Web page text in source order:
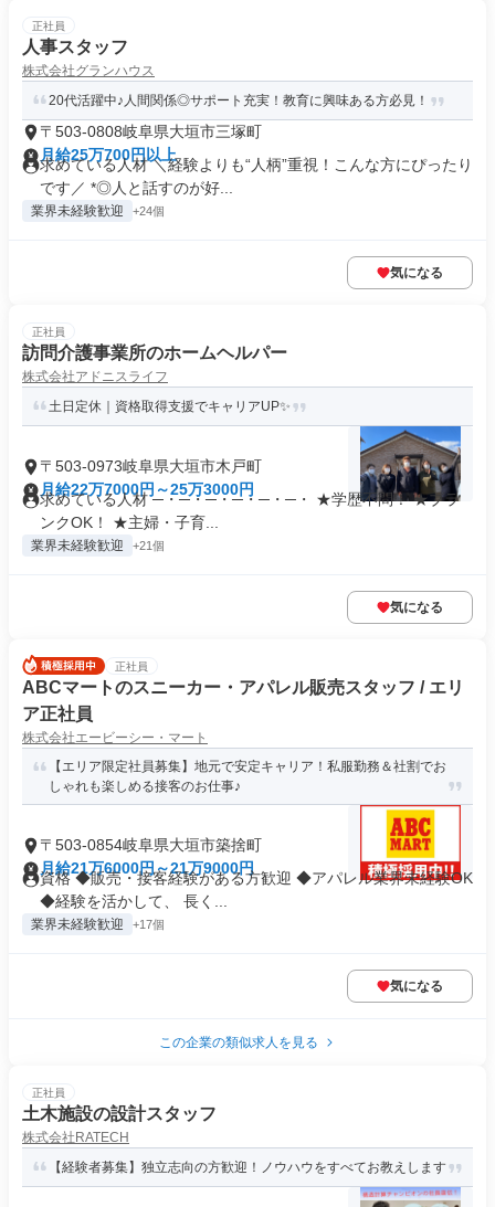
正社員
人事スタッフ
株式会社グランハウス
20代活躍中♪人間関係◎サポート充実！教育に興味ある方必見！
〒503-0808岐阜県大垣市三塚町
月給25万700円以上
求めている人材 ＼経験よりも“人柄”重視！こんな方にぴったり
です／ *◎人と話すのが好...
業界未経験歓迎 +24個
気になる
正社員
訪問介護事業所のホームヘルパー
株式会社アドニスライフ
土日定休｜資格取得支援でキャリアUP✨
〒503-0973岐阜県大垣市木戸町
月給22万7000円～25万3000円
求めている人材 ─・─・─・─・─・─・ ★学歴不問！ ★ブラ
ンクOK！ ★主婦・子育...
業界未経験歓迎 +21個
気になる
正社員
ABCマートのスニーカー・アパレル販売スタッフ / エリ
ア正社員
株式会社エービーシー・マート
【エリア限定社員募集】地元で安定キャリア！私服勤務＆社割でお
しゃれも楽しめる接客のお仕事♪
〒503-0854岐阜県大垣市築捨町
月給21万6000円～21万9000円
資格 ◆販売・接客経験がある方歓迎 ◆アパレル業界未経験OK
◆経験を活かして、 長く...
業界未経験歓迎 +17個
気になる
この企業の類似求人を見る
正社員
土木施設の設計スタッフ
株式会社RATECH
【経験者募集】独立志向の方歓迎！ノウハウをすべてお教えします